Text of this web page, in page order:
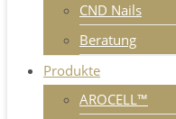
CND Nails
Beratung
Produkte
AROCELL™